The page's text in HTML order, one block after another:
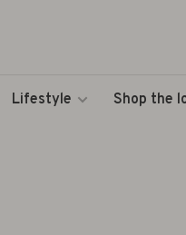
Lifestyle Shop the